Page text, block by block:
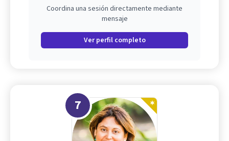
Coordina una sesión directamente mediante
mensaje
Ver perfil completo
7